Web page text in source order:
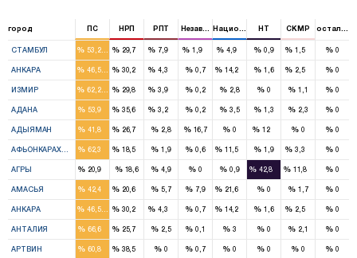
город ПС НРП РПТ НезависимыйНациональная партия
НТ CKMP
СТАМБУЛ % 53,2
16
%29,7
9
% 7,9
2
% 1,9
1
% 4,9
2
% 0,9 % 1,5
1
% 0
АНКАРА % 46,5 %30,2 % 4,3 % 0,7 %14,2 % 1,6 % 2,5 % 0
ИЗМИР % 62,2 %29,8 % 3,9 % 0,2 % 2,8 % 0 % 1,1 % 0
АДАНА %53,9 %35,6 % 3,2 % 0,2 % 3,5 % 1,3 % 2,3 % 0
АДЫЯМАН %41,8 %26,7 % 2,8 %16,7 % 0 %12 % 0 % 0
АФЬОНКАРАХИСАР%62,3 %18,5 % 1,9 % 0,6 %11,5 % 1,9 % 3,3 % 0
АГРЫ %20,9 %18,6 % 4,9 % 0 % 0,9 %42,8 %11,8 % 0
АМАСЬЯ %42,4 %20,6 % 5,7 % 7,9 %21,6 % 0 % 1,7 % 0
АНКАРА % 46,5 %30,2 % 4,3 % 0,7 %14,2 % 1,6 % 2,5 % 0
АНТАЛИЯ %66,6 %25,7 % 2,5 % 0,1 % 3 % 0 % 2,1 % 0
АРТВИН %60,8 %38,5 % 0 % 0,7 % 0 % 0 % 0 % 0